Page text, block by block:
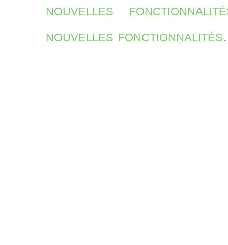
nouvelles
nouvelles fonctionnalités.